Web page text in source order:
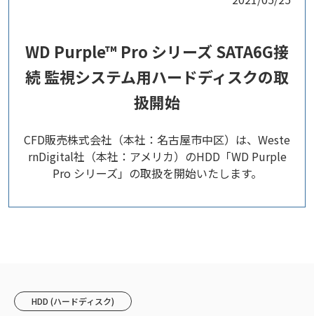
WD Purple™ Pro シリーズ SATA6G接
続 監視システム用ハードディスクの取
扱開始
CFD販売株式会社（本社：名古屋市中区）は、Weste
rnDigital社（本社：アメリカ）のHDD「WD Purple
Pro シリーズ」の取扱を開始いたします。
HDD (ハードディスク)